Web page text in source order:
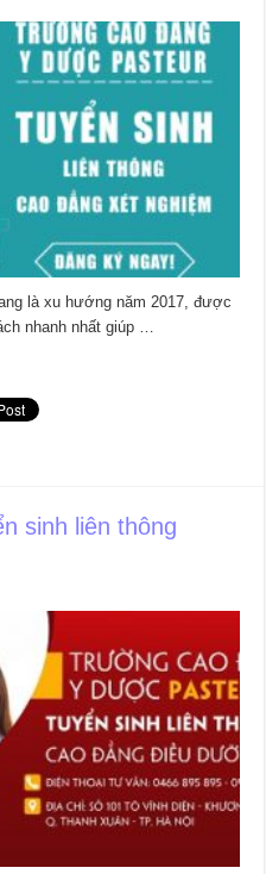
là xu hướng năm 2017, được
nhanh nhất giúp …
sinh liên thông